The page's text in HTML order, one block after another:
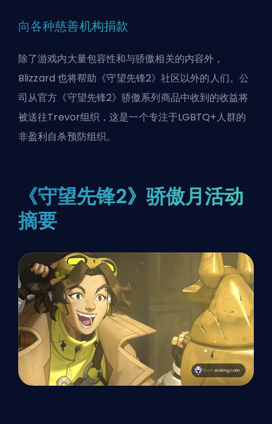
向各种慈善机构捐款
除了游戏内大量包容性和与骄傲相关的内容外，
Blizzard 也将帮助《守望先锋2》社区以外的人们。公
司从官方《守望先锋2》骄傲系列商品中收到的收益将
被送往Trevor组织，这是一个专注于LGBTQ+人群的
非盈利自杀预防组织。
《守望先锋2》骄傲月活动
摘要